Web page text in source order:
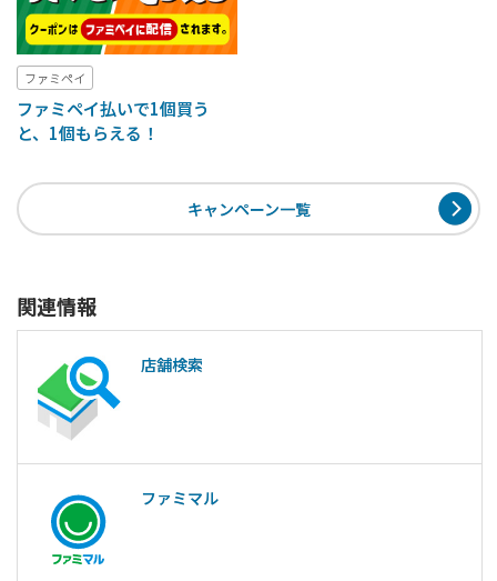
ファミペイ
ファミペイ払いで1個買う
と、1個もらえる！
キャンペーン一覧
関連情報
店舗検索
ファミマル